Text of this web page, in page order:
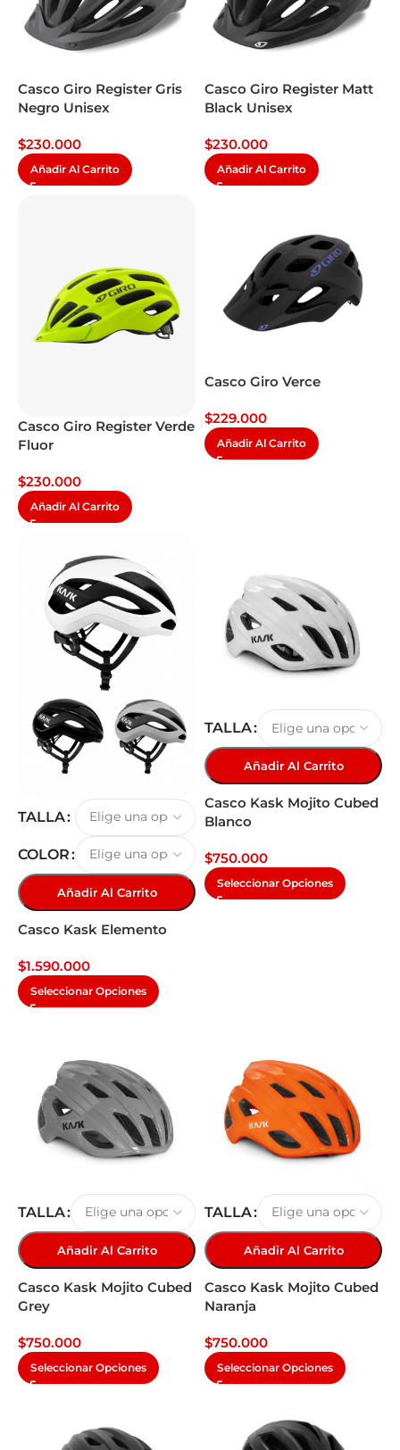
Casco Giro Register Gris
Negro Unisex
$230.000
Añadir Al Carrito
Casco Giro Register Matt
Black Unisex
$230.000
Añadir Al Carrito
Casco Giro Register Verde
Fluor
$230.000
Añadir Al Carrito
Casco Giro Verce
$229.000
Añadir Al Carrito
TALLA
COLOR
Añadir Al Carrito
Casco Kask Elemento
$1.590.000
Seleccionar Opciones
TALLA
Añadir Al Carrito
Casco Kask Mojito Cubed
Blanco
$750.000
Seleccionar Opciones
TALLA
Añadir Al Carrito
Casco Kask Mojito Cubed
Grey
$750.000
Seleccionar Opciones
TALLA
Añadir Al Carrito
Casco Kask Mojito Cubed
Naranja
$750.000
Seleccionar Opciones